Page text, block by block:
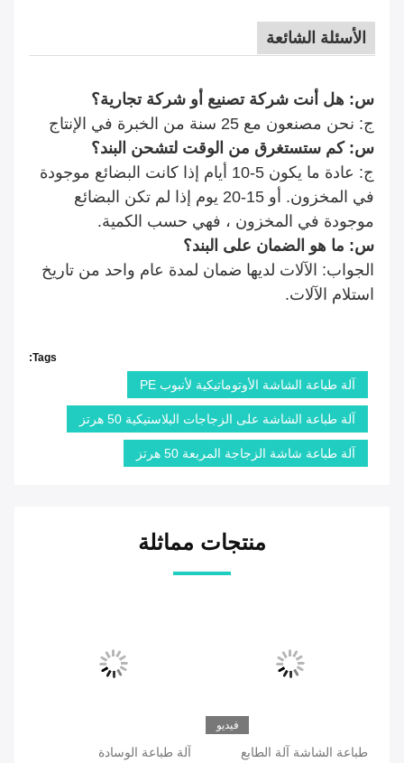
الأسئلة الشائعة
س: هل أنت شركة تصنيع أو شركة تجارية؟
ج: نحن مصنعون مع 25 سنة من الخبرة في الإنتاج
س: كم ستستغرق من الوقت لتشحن البند؟
ج: عادة ما يكون 5-10 أيام إذا كانت البضائع موجودة
في المخزون. أو 15-20 يوم إذا لم تكن البضائع
موجودة في المخزون ، فهي حسب الكمية.
س: ما هو الضمان على البند؟
الجواب: الآلات لديها ضمان لمدة عام واحد من تاريخ
استلام الآلات.
Tags:
آلة طباعة الشاشة الأوتوماتيكية لأنبوب PE
آلة طباعة الشاشة على الزجاجات البلاستيكية 50 هرتز
آلة طباعة شاشة الزجاجة المربعة 50 هرتز
منتجات مماثلة
فيديو
طباعة الشاشة آلة الطابع
آلة طباعة الوسادة